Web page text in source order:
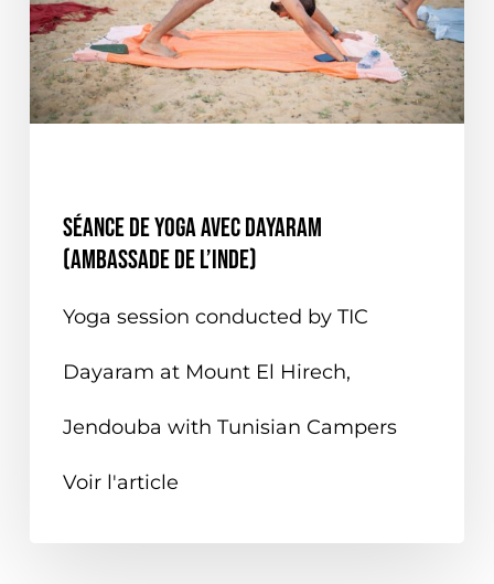
Séance de Yoga avec Dayaram
(Ambassade de l’Inde)
Yoga session conducted by TIC
Dayaram at Mount El Hirech,
Jendouba with Tunisian Campers
Voir l'article